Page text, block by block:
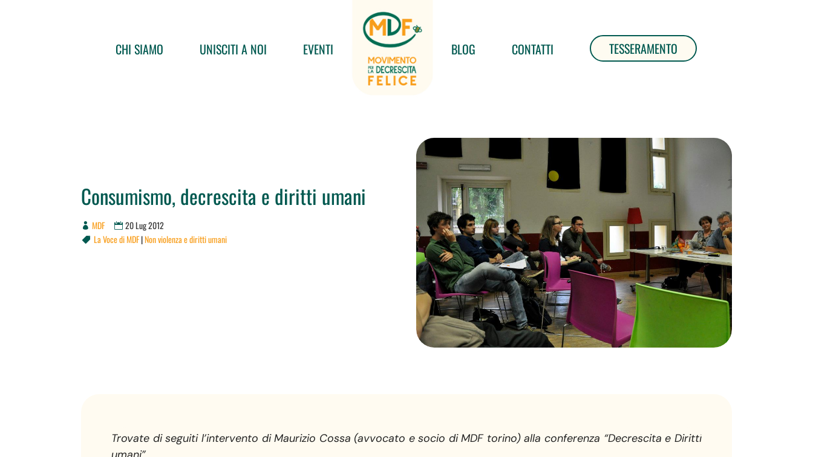
CHI SIAMO UNISCITI A NOI EVENTI BLOG CONTATTI TESSERAMENTO
Consumismo, decrescita e diritti umani
MDF 20 Lug 2012
 La Voce di MDF|Non violenza e diritti umani
Trovate di seguiti l’intervento di Maurizio Cossa (avvocato e socio di MDF torino) alla conferenza “Decrescita e Diritti